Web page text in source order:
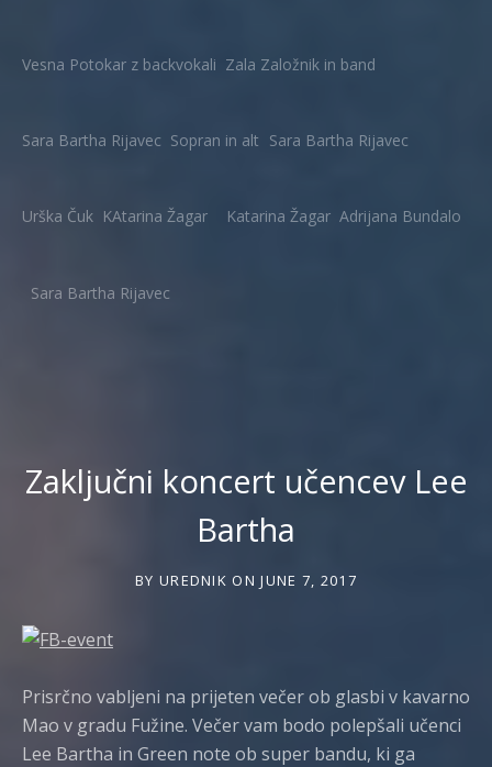
Vesna Potokar z backvokali Zala Založnik in band
Sara Bartha Rijavec Sopran in alt Sara Bartha Rijavec
Urška Čuk KAtarina Žagar Katarina Žagar Adrijana Bundalo
Sara Bartha Rijavec
Zaključni koncert učencev Lee
Bartha
BY UREDNIK ON JUNE 7, 2017
Prisrčno vabljeni na prijeten večer ob glasbi v kavarno
Mao v gradu Fužine. Večer vam bodo polepšali učenci
Lee Bartha in Green note ob super bandu, ki ga